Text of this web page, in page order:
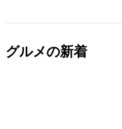
グルメの新着